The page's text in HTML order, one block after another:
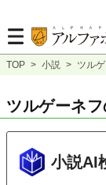
TOP > 小説 > ツル
ツルゲーネ
小説AI